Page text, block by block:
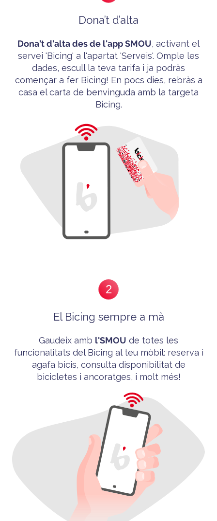
Dona’t d’alta
Dona’td’alta des de l'app SMOU, activant el
servei 'Bicing' a l'apartat 'Serveis'. Omple les
dades, escull la teva tarifa i ja podràs
començar a fer Bicing! En pocs dies, rebràs a
casa el carta de benvinguda amb la targeta
Bicing.
2
El Bicing sempre a mà
Gaudeix amb l'SMOU de totes les
funcionalitats del Bicing al teu mòbil: reserva i
agafa bicis, consulta disponibilitat de
bicicletes i ancoratges, i molt més!